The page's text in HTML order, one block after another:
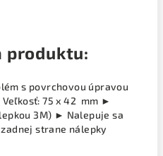
produktu:
s povrchovou úpravou
75 x 42 mm ►
3M) ► Nalepuje sa
strane nálepky